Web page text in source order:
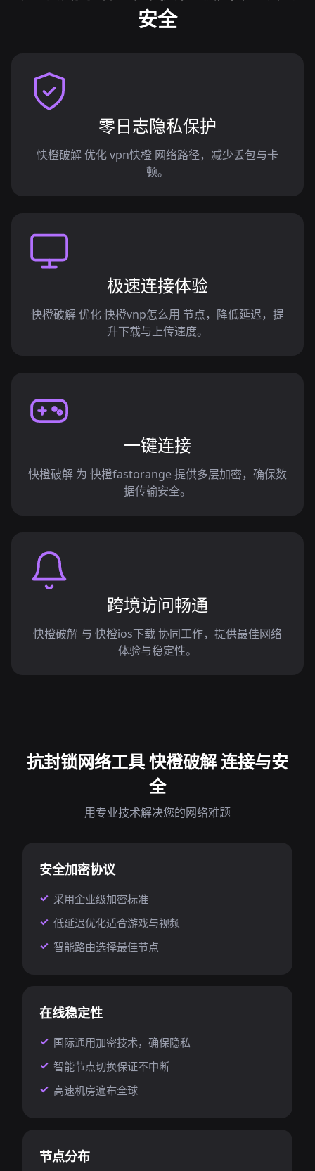
安全
零日志隐私保护
快橙破解 优化 vpn快橙 网络路径，减少丢包与卡
顿。
极速连接体验
快橙破解 优化 快橙vnp怎么用 节点，降低延迟，提
升下载与上传速度。
一键连接
快橙破解 为 快橙fastorange 提供多层加密，确保数
据传输安全。
跨境访问畅通
快橙破解 与 快橙ios下载 协同工作，提供最佳网络
体验与稳定性。
抗封锁网络工具 快橙破解 连接与安
全
用专业技术解决您的网络难题
安全加密协议
采用企业级加密标准
低延迟优化适合游戏与视频
智能路由选择最佳节点
在线稳定性
国际通用加密技术，确保隐私
智能节点切换保证不中断
高速机房遍布全球
节点分布